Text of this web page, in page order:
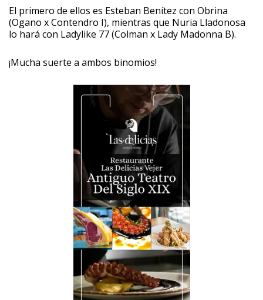
El primero de ellos es Esteban Benítez con Obrina
(Ogano x Contendro I), mientras que Nuria Lladonosa
lo hará con Ladylike 77 (Colman x Lady Madonna B).
¡Mucha suerte a ambos binomios!